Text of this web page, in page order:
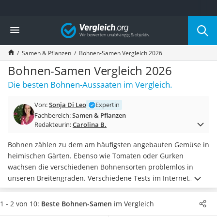
Die beliebtesten Vergleiche nach Kategorie
Baumarkt
Tresor feuerfest
Makita-Akku-Rasenmäher
Kappsäge
Smartes Türschloss
Akku-Rasentrimmer
Split-Klimaanlage 2 Innengeräte
Pelletofen
Tiefbrunnenpumpe
Fliesenschneider
Hochdruckreiniger
Doppelschleifer
Überwachungskamera
Benzinrasenmäher mit Elektrostart
Vergleich
Samen & Pflanzen Bohnen-Samen Vergleich 2026
Bohnen-Samen Vergleich 2026
Die besten Bohnen-Aussaaten im Vergleich.
Von:Sonja Di Leo
Expertin
Fachbereich:Samen & Pflanzen
Redakteurin:Carolina B.
Bohnen zählen zu dem am häufigsten angebauten Gemüse in
heimischen Gärten. Ebenso wie Tomaten oder Gurken
wachsen die verschiedenen Bohnensorten problemlos in
unseren Breitengraden. Verschiedene Tests im Internet
zeigen, dass Sie beim Kauf aus zahlreichen unterschiedlichen
Sorten wählen können. Grundsätzlich gilt es, zwischen
1 - 2 von 10: Beste Bohnen-Samen im Vergleich